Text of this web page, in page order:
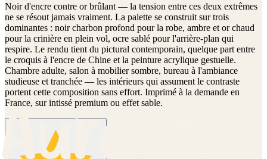
Noir d'encre contre or brûlant — la tension entre ces deux extrêmes
ne se résout jamais vraiment. La palette se construit sur trois
dominantes : noir charbon profond pour la robe, ambre et or chaud
pour la crinière en plein vol, ocre sablé pour l'arrière-plan qui
respire. Le rendu tient du pictural contemporain, quelque part entre
le croquis à l'encre de Chine et la peinture acrylique gestuelle.
Chambre adulte, salon à mobilier sombre, bureau à l'ambiance
studieuse et tranchée — les intérieurs qui assument le contraste
portent cette composition sans effort. Imprimé à la demande en
France, sur intissé premium ou effet sable.